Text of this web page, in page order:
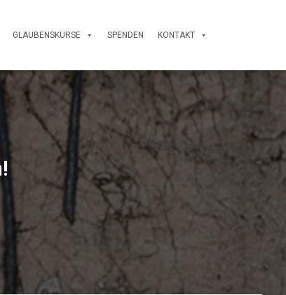
GLAUBENSKURSE SPENDEN KONTAKT